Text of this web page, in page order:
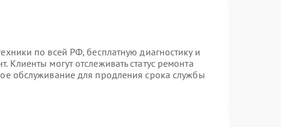
по всей РФ, бесплатную диагностику и
могут отслеживать статус ремонта
обслуживание для продления срока службы